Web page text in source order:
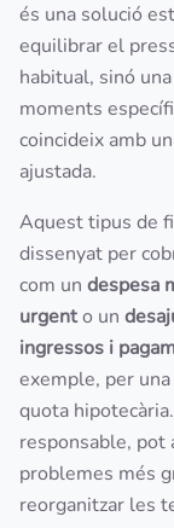
és una solució
equilibrar el
habitual, sinó
moments
coincideix amb
ajustada.
Aquest tipus de
dissenyat per
com un despesa
urgento un
ingressos i
exemple, per
quota
responsable, pot
problemes més
reorganitzar les